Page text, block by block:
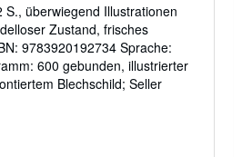
S., überwiegend Illustrationen
Zustand, frisches
9783920192734 Sprache:
600 gebunden, illustrierter
Blechschild; Seller